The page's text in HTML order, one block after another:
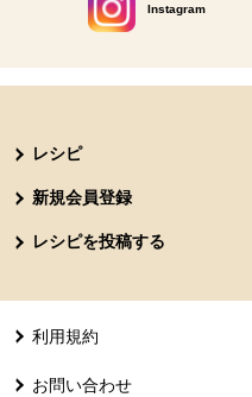
Instagram
別のウィンドウで
レシピ
新規会員登録
レシピを投稿する
利用規約
お問い合わせ